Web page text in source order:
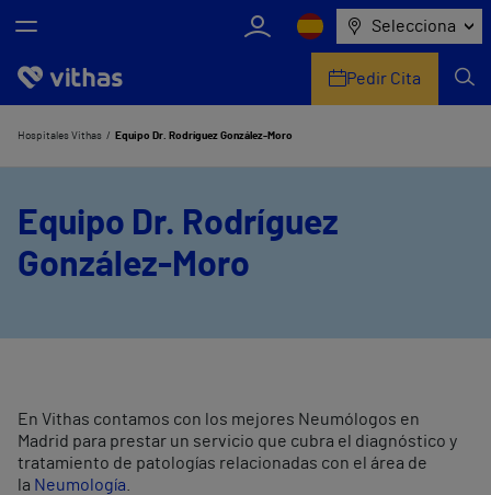
Selecciona
Nosotros
Servicios de salud
Pedir Cita
Hospitales Vithas Equipo Dr. Rodríguez González-Moro
Equipo Dr. Rodríguez
González-Moro
En Vithas contamos con los mejores Neumólogos en
Madrid para prestar un servicio que cubra el diagnóstico y
tratamiento de patologías relacionadas con el área de
la Neumología